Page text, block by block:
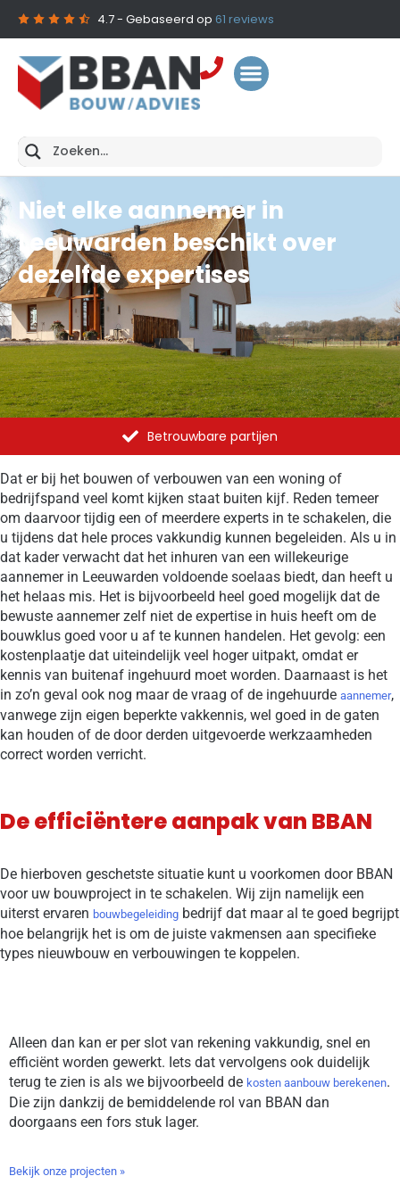
4.7- Gebaseerd op 61 reviews
Niet elke aannemer in
Leeuwarden beschikt over
dezelfde expertises
Betrouwbare partijen
Dat er bij het bouwen of verbouwen van een woning of
bedrijfspand veel komt kijken staat buiten kijf. Reden temeer
om daarvoor tijdig een of meerdere experts in te schakelen, die
u tijdens dat hele proces vakkundig kunnen begeleiden. Als u in
dat kader verwacht dat het inhuren van een willekeurige
aannemer in Leeuwarden voldoende soelaas biedt, dan heeft u
het helaas mis. Het is bijvoorbeeld heel goed mogelijk dat de
bewuste aannemer zelf niet de expertise in huis heeft om de
bouwklus goed voor u af te kunnen handelen. Het gevolg: een
kostenplaatje dat uiteindelijk veel hoger uitpakt, omdat er
kennis van buitenaf ingehuurd moet worden. Daarnaast is het
in zo’n geval ook nog maar de vraag of de ingehuurde aannemer,
vanwege zijn eigen beperkte vakkennis, wel goed in de gaten
kan houden of de door derden uitgevoerde werkzaamheden
correct worden verricht.
De efficiëntere aanpak van BBAN
De hierboven geschetste situatie kunt u voorkomen door BBAN
voor uw bouwproject in te schakelen. Wij zijn namelijk een
uiterst ervaren bouwbegeleiding bedrijf dat maar al te goed begrijpt
hoe belangrijk het is om de juiste vakmensen aan specifieke
types nieuwbouw en verbouwingen te koppelen.
Alleen dan kan er per slot van rekening vakkundig, snel en
efficiënt worden gewerkt. Iets dat vervolgens ook duidelijk
terug te zien is als we bijvoorbeeld de kosten aanbouw berekenen.
Die zijn dankzij de bemiddelende rol van BBAN dan
doorgaans een fors stuk lager.
Bekijk onze projecten »